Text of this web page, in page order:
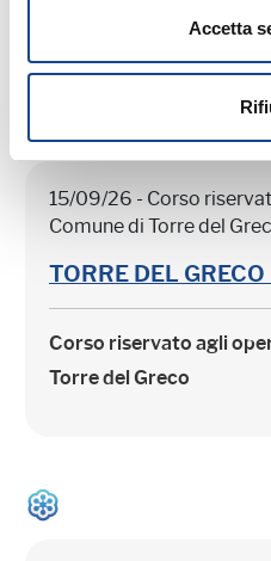
Accetta
15/09/26 - Corso
Comune di Torre del
TORRE DEL
Corso riservato agli
Torre del Greco